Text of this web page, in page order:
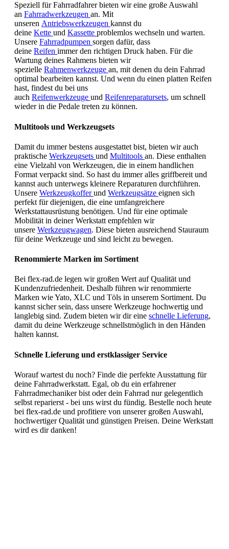
Speziell für Fahrradfahrer bieten wir eine große Auswahl
an Fahrradwerkzeugen an. Mit
unseren Antriebswerkzeugen kannst du
deine Kette und Kassette problemlos wechseln und warten.
Unsere Fahrradpumpen sorgen dafür, dass
deine Reifen immer den richtigen Druck haben. Für die
Wartung deines Rahmens bieten wir
spezielle Rahmenwerkzeuge an, mit denen du dein Fahrrad
optimal bearbeiten kannst. Und wenn du einen platten Reifen
hast, findest du bei uns
auch Reifenwerkzeuge und Reifenreparatursets, um schnell
wieder in die Pedale treten zu können.
Multitools und Werkzeugsets
Damit du immer bestens ausgestattet bist, bieten wir auch
praktische Werkzeugsets und Multitools an. Diese enthalten
eine Vielzahl von Werkzeugen, die in einem handlichen
Format verpackt sind. So hast du immer alles griffbereit und
kannst auch unterwegs kleinere Reparaturen durchführen.
Unsere Werkzeugkofferund Werkzeugsätze eignen sich
perfekt für diejenigen, die eine umfangreichere
Werkstattausrüstung benötigen. Und für eine optimale
Mobilität in deiner Werkstatt empfehlen wir
unsere Werkzeugwagen. Diese bieten ausreichend Stauraum
für deine Werkzeuge und sind leicht zu bewegen.
Renommierte Marken im Sortiment
Bei flex-rad.de legen wir großen Wert auf Qualität und
Kundenzufriedenheit. Deshalb führen wir renommierte
Marken wie Yato, XLC und Töls in unserem Sortiment. Du
kannst sicher sein, dass unsere Werkzeuge hochwertig und
langlebig sind. Zudem bieten wir dir eine schnelle Lieferung,
damit du deine Werkzeuge schnellstmöglich in den Händen
halten kannst.
Schnelle Lieferung und erstklassiger Service
Worauf wartest du noch? Finde die perfekte Ausstattung für
deine Fahrradwerkstatt. Egal, ob du ein erfahrener
Fahrradmechaniker bist oder dein Fahrrad nur gelegentlich
selbst reparierst - bei uns wirst du fündig. Bestelle noch heute
bei flex-rad.de und profitiere von unserer großen Auswahl,
hochwertiger Qualität und günstigen Preisen. Deine Werkstatt
wird es dir danken!